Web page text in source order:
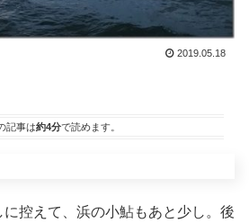
2019.05.18
記事は約4分で読めます。
控えて、浜の小鮎もあと少し。後